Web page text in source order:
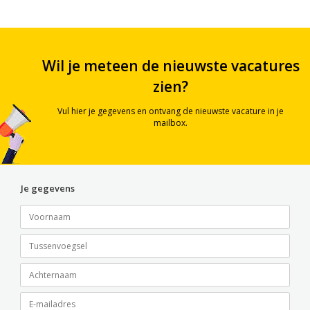
Wil je meteen de nieuwste vacatures
zien?
Vul hier je gegevens en ontvang de nieuwste vacature in je
mailbox.
Je gegevens